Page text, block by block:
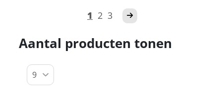
1 2 3
Aantal producten tonen